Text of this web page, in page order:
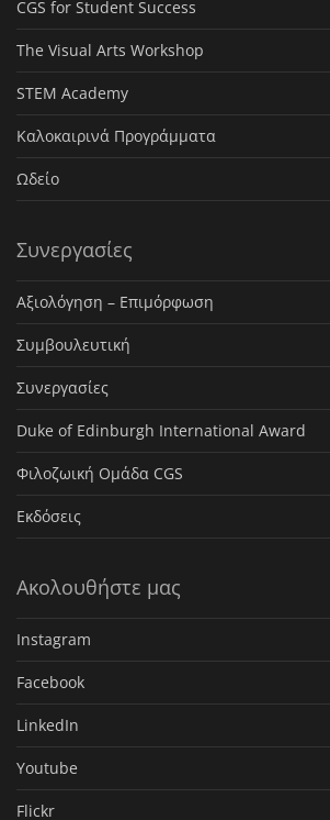
CGS for Student Success
The Visual Arts Workshop
STEM Academy
Καλοκαιρινά Προγράμματα
Ωδείο
Συνεργασίες
Αξιολόγηση – Επιμόρφωση
Συμβουλευτική
Συνεργασίες
Duke of Edinburgh International Award
Φιλοζωική Ομάδα CGS
Εκδόσεις
Ακολουθήστε μας
Instagram
Facebook
LinkedIn
Youtube
Flickr